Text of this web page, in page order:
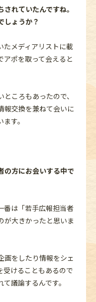
れていたんですね。
しょうか？
たメディアリストに載
アポを取って会えると
ころもあったので、
報交換を兼ねて会いに
す。
の方にお会いする中で
番は「若手広報担当者
が大きかったと思いま
画をしたり情報をシェ
受けることもあるので
議論するんです。